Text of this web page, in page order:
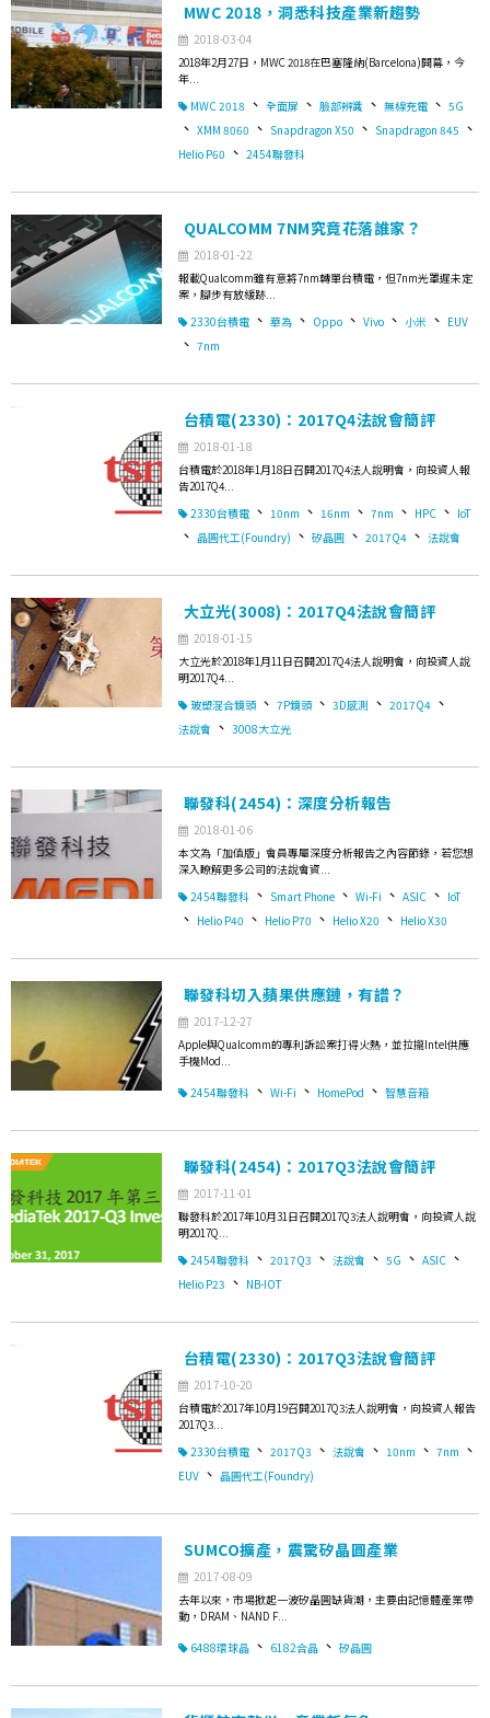
MWC 2018，洞悉科技產業新趨勢
2018-03-04
2018年2月27日，MWC 2018在巴塞隆納(Barcelona)開幕，今
年...
MWC 2018 、 全面屏 、 臉部辨識 、 無線充電 、 5G
、 XMM 8060 、 Snapdragon X50 、 Snapdragon 845 、
Helio P60 、 2454聯發科
QUALCOMM 7NM究竟花落誰家？
2018-01-22
報載Qualcomm雖有意將7nm轉單台積電，但7nm光罩遲未定
案，腳步有放緩跡...
2330台積電 、 華為 、 Oppo 、 Vivo 、 小米 、 EUV
、 7nm
台積電(2330)：2017Q4法說會簡評
2018-01-18
台積電於2018年1月18日召開2017Q4法人說明會，向投資人報
告2017Q4...
2330台積電 、 10nm 、 16nm 、 7nm 、 HPC 、 IoT
、 晶圓代工(Foundry) 、 矽晶圓 、 2017Q4 、 法說會
大立光(3008)：2017Q4法說會簡評
2018-01-15
大立光於2018年1月11日召開2017Q4法人說明會，向投資人說
明2017Q4...
玻塑混合鏡頭 、 7P鏡頭 、 3D感測 、 2017Q4 、
法說會 、 3008大立光
聯發科(2454)：深度分析報告
2018-01-06
本文為「加值版」會員專屬深度分析報告之內容節錄，若您想
深入瞭解更多公司的法說會資...
2454聯發科 、 Smart Phone 、 Wi-Fi 、 ASIC 、 IoT
、 Helio P40 、 Helio P70 、 Helio X20 、 Helio X30
聯發科切入蘋果供應鏈，有譜？
2017-12-27
Apple與Qualcomm的專利訴訟案打得火熱，並拉攏Intel供應
手機Mod...
2454聯發科 、 Wi-Fi 、 HomePod 、 智慧音箱
聯發科(2454)：2017Q3法說會簡評
2017-11-01
聯發科於2017年10月31日召開2017Q3法人說明會，向投資人說
明2017Q...
2454聯發科 、 2017Q3 、 法說會 、 5G 、 ASIC 、
Helio P23 、 NB-IOT
台積電(2330)：2017Q3法說會簡評
2017-10-20
台積電於2017年10月19召開2017Q3法人說明會，向投資人報告
2017Q3...
2330台積電 、 2017Q3 、 法說會 、 10nm 、 7nm 、
EUV 、 晶圓代工(Foundry)
SUMCO擴產，震驚矽晶圓產業
2017-08-09
去年以來，市場掀起一波矽晶圓缺貨潮，主要由記憶體產業帶
動，DRAM、NAND F...
6488環球晶 、 6182合晶 、 矽晶圓